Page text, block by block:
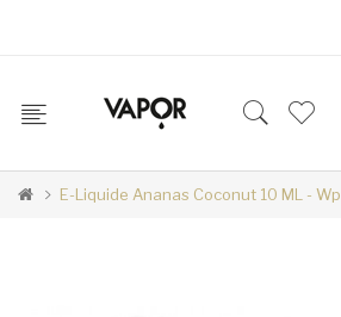
E-Liquide Ananas Coconut 10 ML -